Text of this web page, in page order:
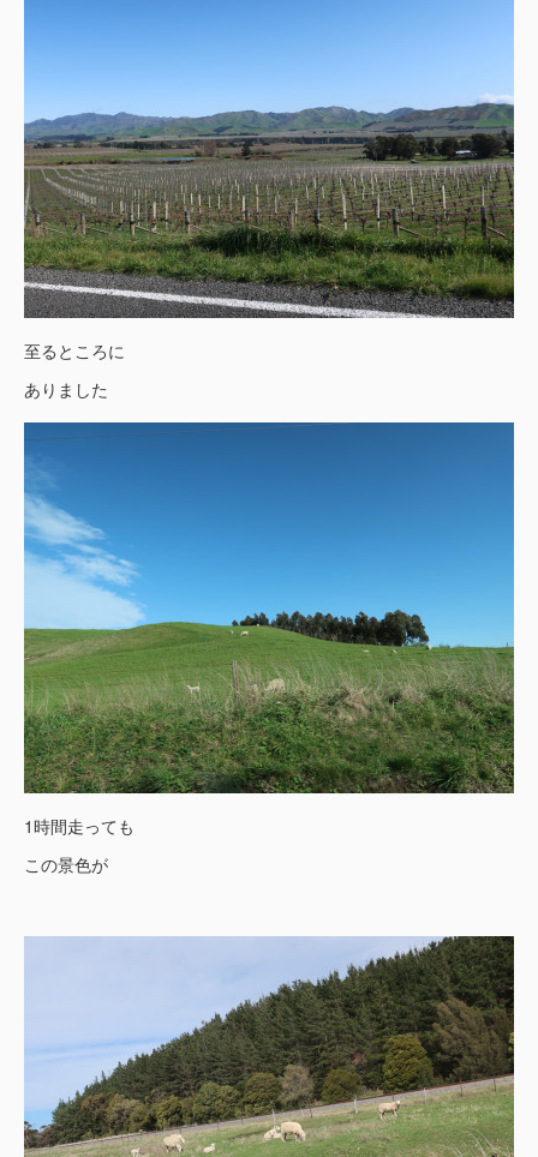
至るところに
ありました
1時間走っても
この景色が